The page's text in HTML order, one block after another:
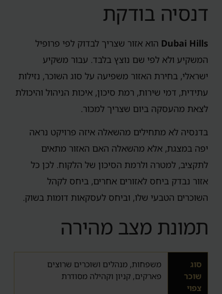
דנסיה בודקת
Dubai Hills הוא אזור שצריך לבדוק לפי פרופיל
המשקיע ולא לפי שם נוצץ בלבד. עבור משקיע
ישראלי, בחירת האזור משפיעה על סוג השוכר, נזילות
עתידית, דמי שירות, רמת סיכון, איכות הניהול והיכולת
לצאת מהעסקה ביום שצריך למכור.
בדנסיה לא מתחילים מהשאלה איזה פרויקט נראה
יפה במצגת, אלא מהשאלה האם האזור מתאים
לתקציב, למטרה ולרמת הסיכון של הלקוח. לכן כל
אזור נבדק ביחס לאזורים אחרים, ביחס לקהל
השוכרים הטבעי שלו, וביחס לעסקאות דומות בשוק.
תמונת מצב מהירה
סוג
שוכר
צפוי
משפחות, מנהלים ושוכרים שרוצים
פארקים, קניון וקהילה מסודרת